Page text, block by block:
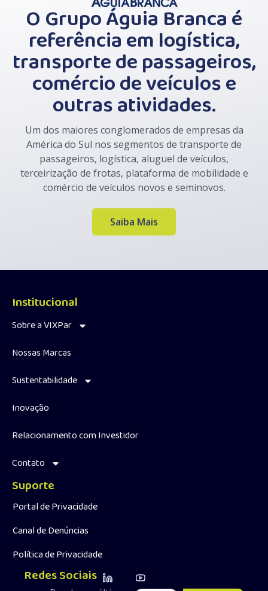
O Grupo Águia Branca é
referência em logística,
transporte de passageiros,
comércio de veículos e
outras atividades.
Um dos maiores conglomerados de empresas da
América do Sul nos segmentos de transporte de
passageiros, logística, aluguel de veículos,
terceirização de frotas, plataforma de mobilidade e
comércio de veículos novos e seminovos.
Saiba Mais
Institucional
Sobre a VIXPar
Nossas Marcas
Sustentabilidade
Inovação
Relacionamento com Investidor
Contato
Suporte
Portal de Privacidade
Canal de Denúncias
Política de Privacidade
Redes Sociais